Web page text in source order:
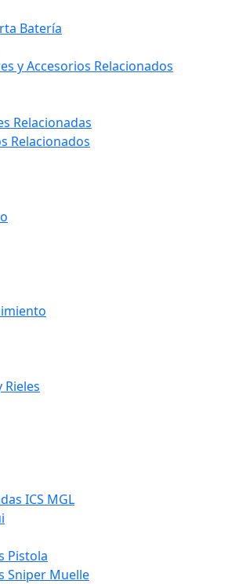
Batería
y Accesorios Relacionados
Relacionadas
Relacionados
ICS MGL
Pistola
Sniper Muelle